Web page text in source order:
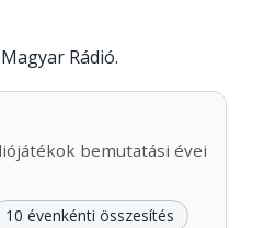
Rádió.
bemutatási évei
10 évenkénti összesítés